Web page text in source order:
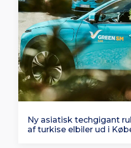
Ny asiatisk techgigant
af turkise elbiler ud i